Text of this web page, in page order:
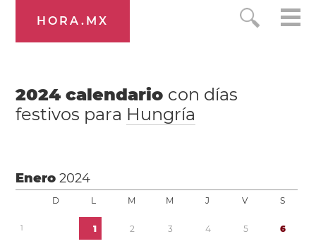
HORA.MX
2024 calendario con días
festivos para Hungría
Enero2024
D L M M J V S
1 1 2 3 4 5 6